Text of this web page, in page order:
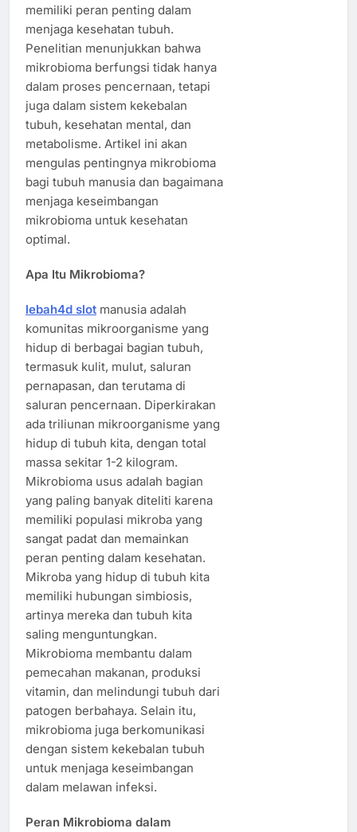
memiliki peran penting dalam
menjaga kesehatan tubuh.
Penelitian menunjukkan bahwa
mikrobioma berfungsi tidak hanya
dalam proses pencernaan, tetapi
juga dalam sistem kekebalan
tubuh, kesehatan mental, dan
metabolisme. Artikel ini akan
mengulas pentingnya mikrobioma
bagi tubuh manusia dan bagaimana
menjaga keseimbangan
mikrobioma untuk kesehatan
optimal.
Apa Itu Mikrobioma?
lebah4d slot manusia adalah
komunitas mikroorganisme yang
hidup di berbagai bagian tubuh,
termasuk kulit, mulut, saluran
pernapasan, dan terutama di
saluran pencernaan. Diperkirakan
ada triliunan mikroorganisme yang
hidup di tubuh kita, dengan total
massa sekitar 1-2 kilogram.
Mikrobioma usus adalah bagian
yang paling banyak diteliti karena
memiliki populasi mikroba yang
sangat padat dan memainkan
peran penting dalam kesehatan.
Mikroba yang hidup di tubuh kita
memiliki hubungan simbiosis,
artinya mereka dan tubuh kita
saling menguntungkan.
Mikrobioma membantu dalam
pemecahan makanan, produksi
vitamin, dan melindungi tubuh dari
patogen berbahaya. Selain itu,
mikrobioma juga berkomunikasi
dengan sistem kekebalan tubuh
untuk menjaga keseimbangan
dalam melawan infeksi.
Peran Mikrobioma dalam